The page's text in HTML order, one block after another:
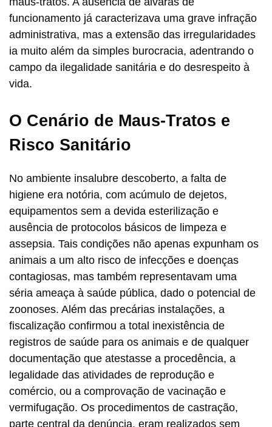
funcionamento já caracterizava uma grave infração
administrativa, mas a extensão das irregularidades
ia muito além da simples burocracia, adentrando o
campo da ilegalidade sanitária e do desrespeito à
vida.
O Cenário de Maus-Tratos e
Risco Sanitário
No ambiente insalubre descoberto, a falta de
higiene era notória, com acúmulo de dejetos,
equipamentos sem a devida esterilização e
ausência de protocolos básicos de limpeza e
assepsia. Tais condições não apenas expunham os
animais a um alto risco de infecções e doenças
contagiosas, mas também representavam uma
séria ameaça à saúde pública, dado o potencial de
zoonoses. Além das precárias instalações, a
fiscalização confirmou a total inexistência de
registros de saúde para os animais e de qualquer
documentação que atestasse a procedência, a
legalidade das atividades de reprodução e
comércio, ou a comprovação de vacinação e
vermifugação. Os procedimentos de castração,
parte central da denúncia, eram realizados sem